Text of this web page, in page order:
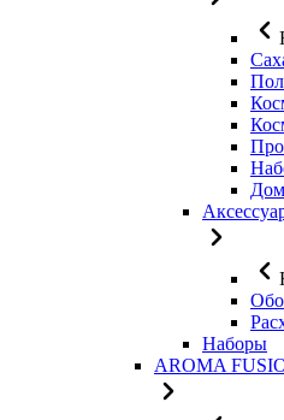
Наборы
AROMA